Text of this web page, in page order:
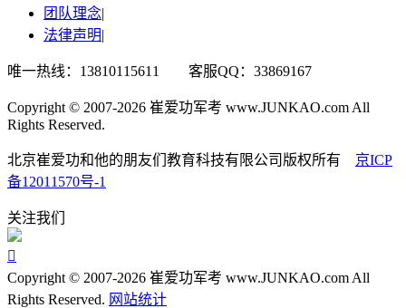
团队理念|
法律声明|
唯一热线：13810115611 客服QQ：33869167
Copyright © 2007-2026 崔爱功军考 www.JUNKAO.com All
Rights Reserved.
北京崔爱功和他的朋友们教育科技有限公司版权所有 京ICP
备12011570号-1
关注我们

Copyright © 2007-2026 崔爱功军考 www.JUNKAO.com All
Rights Reserved. 网站统计